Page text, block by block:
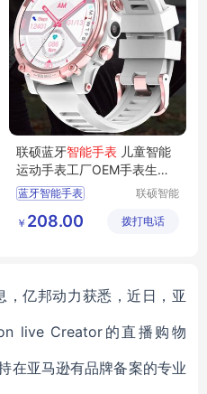
联硕蓝牙智能手表 儿童智能
运动手表工厂OEM手表生产
厂商
蓝牙智能手表
智能4G手表
联硕智能
有限公司
￥ 208.00 拨打电话
，亿邦动力获悉，近日，亚
live Creator的直播购物
在亚马逊有品牌备案的专业